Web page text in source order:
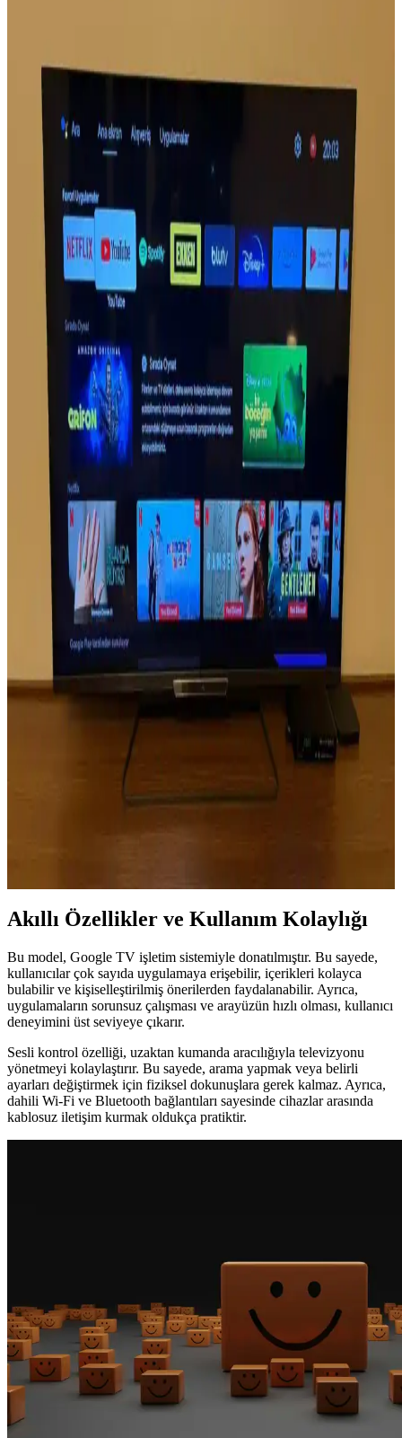
İki Grundig televizyon modeli detaylı karşılaştırmasıyla ekran
boyutu, görüntü teknolojisi ve kullanıcı memnuniyetine
Televizyon Kullanımını Kolaylaştıran Yeni Nesil TV
Klavyesi Özellikleri ve Avantajları
Televizyon kontrolünde devrim yaratan tv klavyesi, kablosuz
kullanım, pratiklik ve çok fonksiyonellik sunarak kullanıcı
deneyimini zenginleştiriyor.
Samsung The Frame: Estetik ve Fonksiyonelliği Bir
Arada Sunan Akıllı Televizyon
Samsung The Frame, şık tasarımı ve sanat modu özelliğiyle evinizde
estetik ve fonksiyonelliği bir araya getiriyor. 4K QLED
teknolojisiyle yüksek görüntü kalitesi sağlar.
Samsung 55DU7200 ve TCL 55C655 55 inç 4K
Ultra HD televizyon karşılaştırması
Samsung 55DU7200 ve TCL 55C655, 55 inç 4K televizyonlar
arasında görüntü ve ses kalitesi, teknolojik özellikler ve kullanıcı
deneyimleri açısından karşılaştırma yapılıyor.
Grundig Televizyon Kumandası Özellikleri ve
Kullanım İpuçlarıyla Ev Eğlencesini Artırın
Grundig televizyon kumandası, ergonomik tasarımı ve gelişmiş
fonksiyonlarıyla kullanıcıların evdeki eğlencesini kolayca
yönetmesini sağlar. Uzun ömürlü pil, uyumluluk ve teknolojik
gelişmelerle donatılmıştır.
Samsung 75 inç TV Ölçüleri ve Ev İçin Doğru
Kurulum Rehberi
Samsung 75 inç TV ölçüleri, toplam boyutları ve montaj önerileriyle
evinizde en uygun yerleştirme ve seyir mesafesini belirlemenize
yardımcı olur. Bu rehberle büyük ekranın avantajlarından en iyi
120 İnçlik Televizyonların Özellikleri ve Ev Sinema
Deneyimi İpuçları
Akıllı Özellikler ve Kullanım Kolaylığı
Bu model, Google TV işletim sistemiyle donatılmıştır. Bu sayede,
kullanıcılar çok sayıda uygulamaya erişebilir, içerikleri kolayca
bulabilir ve kişiselleştirilmiş önerilerden faydalanabilir. Ayrıca,
uygulamaların sorunsuz çalışması ve arayüzün hızlı olması, kullanıcı
deneyimini üst seviyeye çıkarır.
Sesli kontrol özelliği, uzaktan kumanda aracılığıyla televizyonu
yönetmeyi kolaylaştırır. Bu sayede, arama yapmak veya belirli
ayarları değiştirmek için fiziksel dokunuşlara gerek kalmaz. Ayrıca,
dahili Wi-Fi ve Bluetooth bağlantıları sayesinde cihazlar arasında
kablosuz iletişim kurmak oldukça pratiktir.